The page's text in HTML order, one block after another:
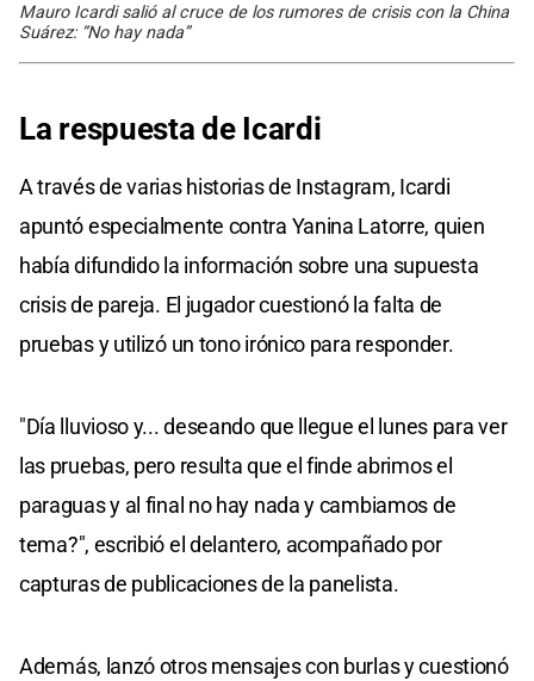
Mauro Icardi salió al cruce de los rumores de crisis con la China
Suárez: “No hay nada”
La respuesta de Icardi
A través de varias historias de Instagram, Icardi
apuntó especialmente contra Yanina Latorre, quien
había difundido la información sobre una supuesta
crisis de pareja. El jugador cuestionó la falta de
pruebas y utilizó un tono irónico para responder.
"Día lluvioso y... deseando que llegue el lunes para ver
las pruebas, pero resulta que el finde abrimos el
paraguas y al final no hay nada y cambiamos de
tema?", escribió el delantero, acompañado por
capturas de publicaciones de la panelista.
Además, lanzó otros mensajes con burlas y cuestionó